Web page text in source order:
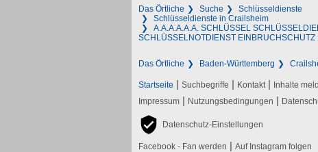
Das Örtliche Suche
Schlüsseldienste
Schlüsseldienste in Crailsheim
A.A.A.A.A.A. SCHLÜSSEL
SCHLÜSSELNOTDIENST
Das Örtliche Baden-Württemberg
Startseite | Suchbegriffe | Kontakt | Inhalte
Impressum | Nutzungsbedingungen |
Datenschutz-Einstellungen
Facebook - Fan werden | Auf Instagram folgen